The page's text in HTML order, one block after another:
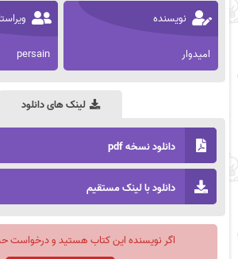
نویسنده
امیدوار persain
لینک های دانلود
دانلود نسخه pdf
دانلود با لینک مستقیم
اگر نویسنده این کتاب هستید و درخواست